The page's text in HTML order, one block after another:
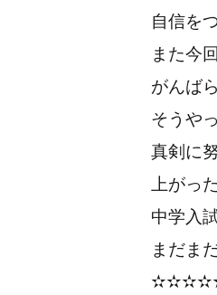
自信を
また今
がんば
そうや
真剣に
上がっ
中学入
まだま